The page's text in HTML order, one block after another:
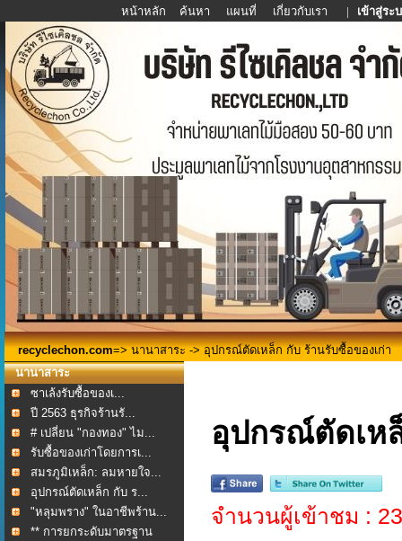
หน้าหลัก ค้นหา แผนที่ เกี่ยวกับเรา | เข้าสู่ระ
recyclechon.com=> นานาสาระ -> อุปกรณ์ตัดเหล็ก กับ ร้านรับซื้อของเก่า
นานาสาระ
ซาเล้งรับซื้อของเ...
ปี 2563 ธุรกิจร้านรั...
# เปลี่ยน "กองทอง" ไม...
รับซื้อของเก่าโดยการเ...
สมรภูมิเหล็ก: ลมหายใจ...
อุปกรณ์ตัดเหล็ก กับ ร...
"หลุมพราง" ในอาชีพร้าน...
** การยกระดับมาตรฐาน
อุปกรณ์ตัดเห
จำนวนผู้เข้าชม :